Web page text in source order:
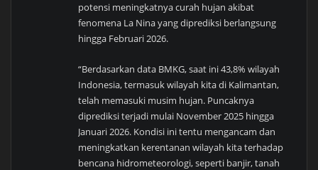
potensi meningkatnya curah hujan akibat
fenomena La Nina yang diprediksi berlangsung
hingga Februari 2026.
“Berdasarkan data BMKG, saat ini 43,8% wilayah
Indonesia, termasuk wilayah kita di Kalimantan,
telah memasuki musim hujan. Puncaknya
diprediksi terjadi mulai November 2025 hingga
Januari 2026. Kondisi ini tentu mengancam dan
meningkatkan kerentanan wilayah kita terhadap
bencana hidrometeorologi, seperti banjir, tanah